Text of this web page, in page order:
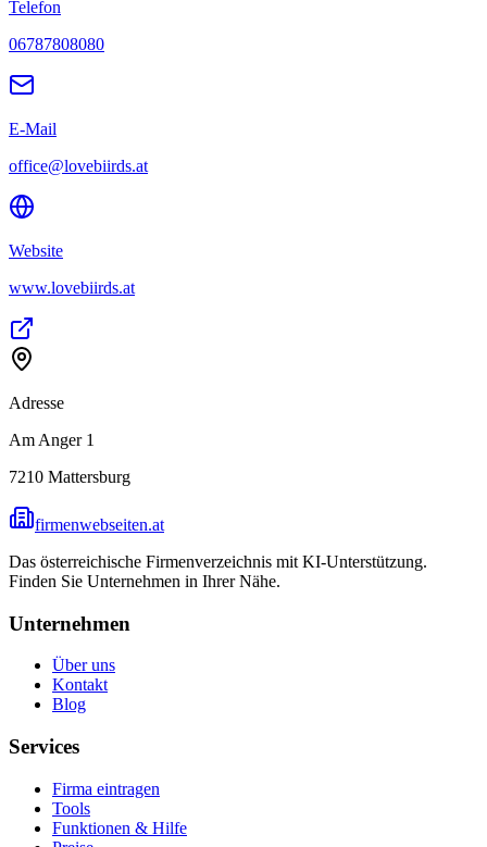
Telefon
06787808080
E-Mail
office@lovebiirds.at
Website
www.lovebiirds.at
Adresse
Am Anger 1
7210 Mattersburg
firmenwebseiten.at
Das österreichische Firmenverzeichnis mit KI-Unterstützung.
Finden Sie Unternehmen in Ihrer Nähe.
Unternehmen
Über uns
Kontakt
Blog
Services
Firma eintragen
Tools
Funktionen & Hilfe